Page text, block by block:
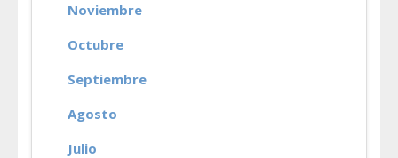
Noviembre
Octubre
Septiembre
Agosto
Julio